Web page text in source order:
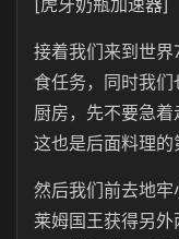
[虎牙奶瓶加速器]
接着我们来到世
食任务，同时我
厨房，先不要急着
这也是后面料理的
然后我们前去地
莱姆国王获得另